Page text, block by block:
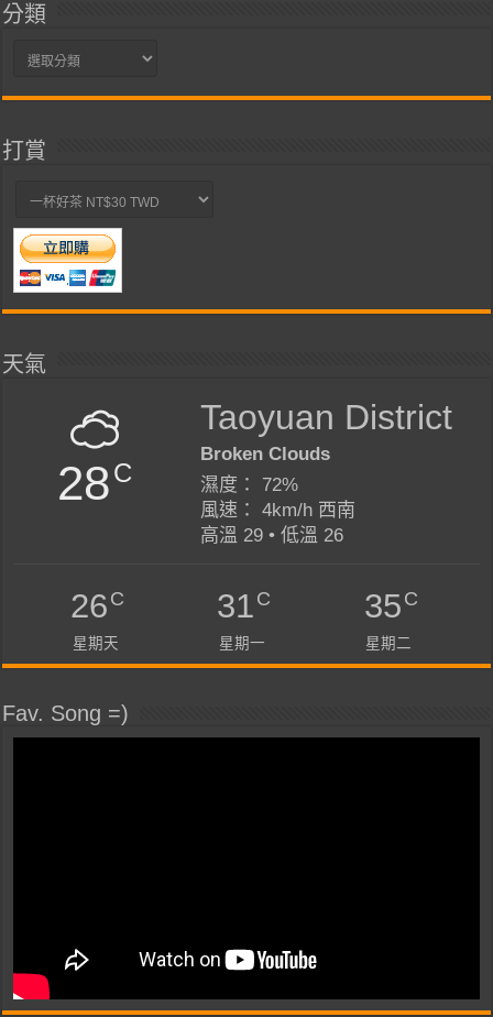
分類
分
打賞
天氣
28C
Taoyuan District
Broken Clouds
濕度： 72%
風速： 4km/h 西南
高溫 29 • 低溫 26
26C
星期天
31C
星期一
35C
星期二
Fav. Song =)